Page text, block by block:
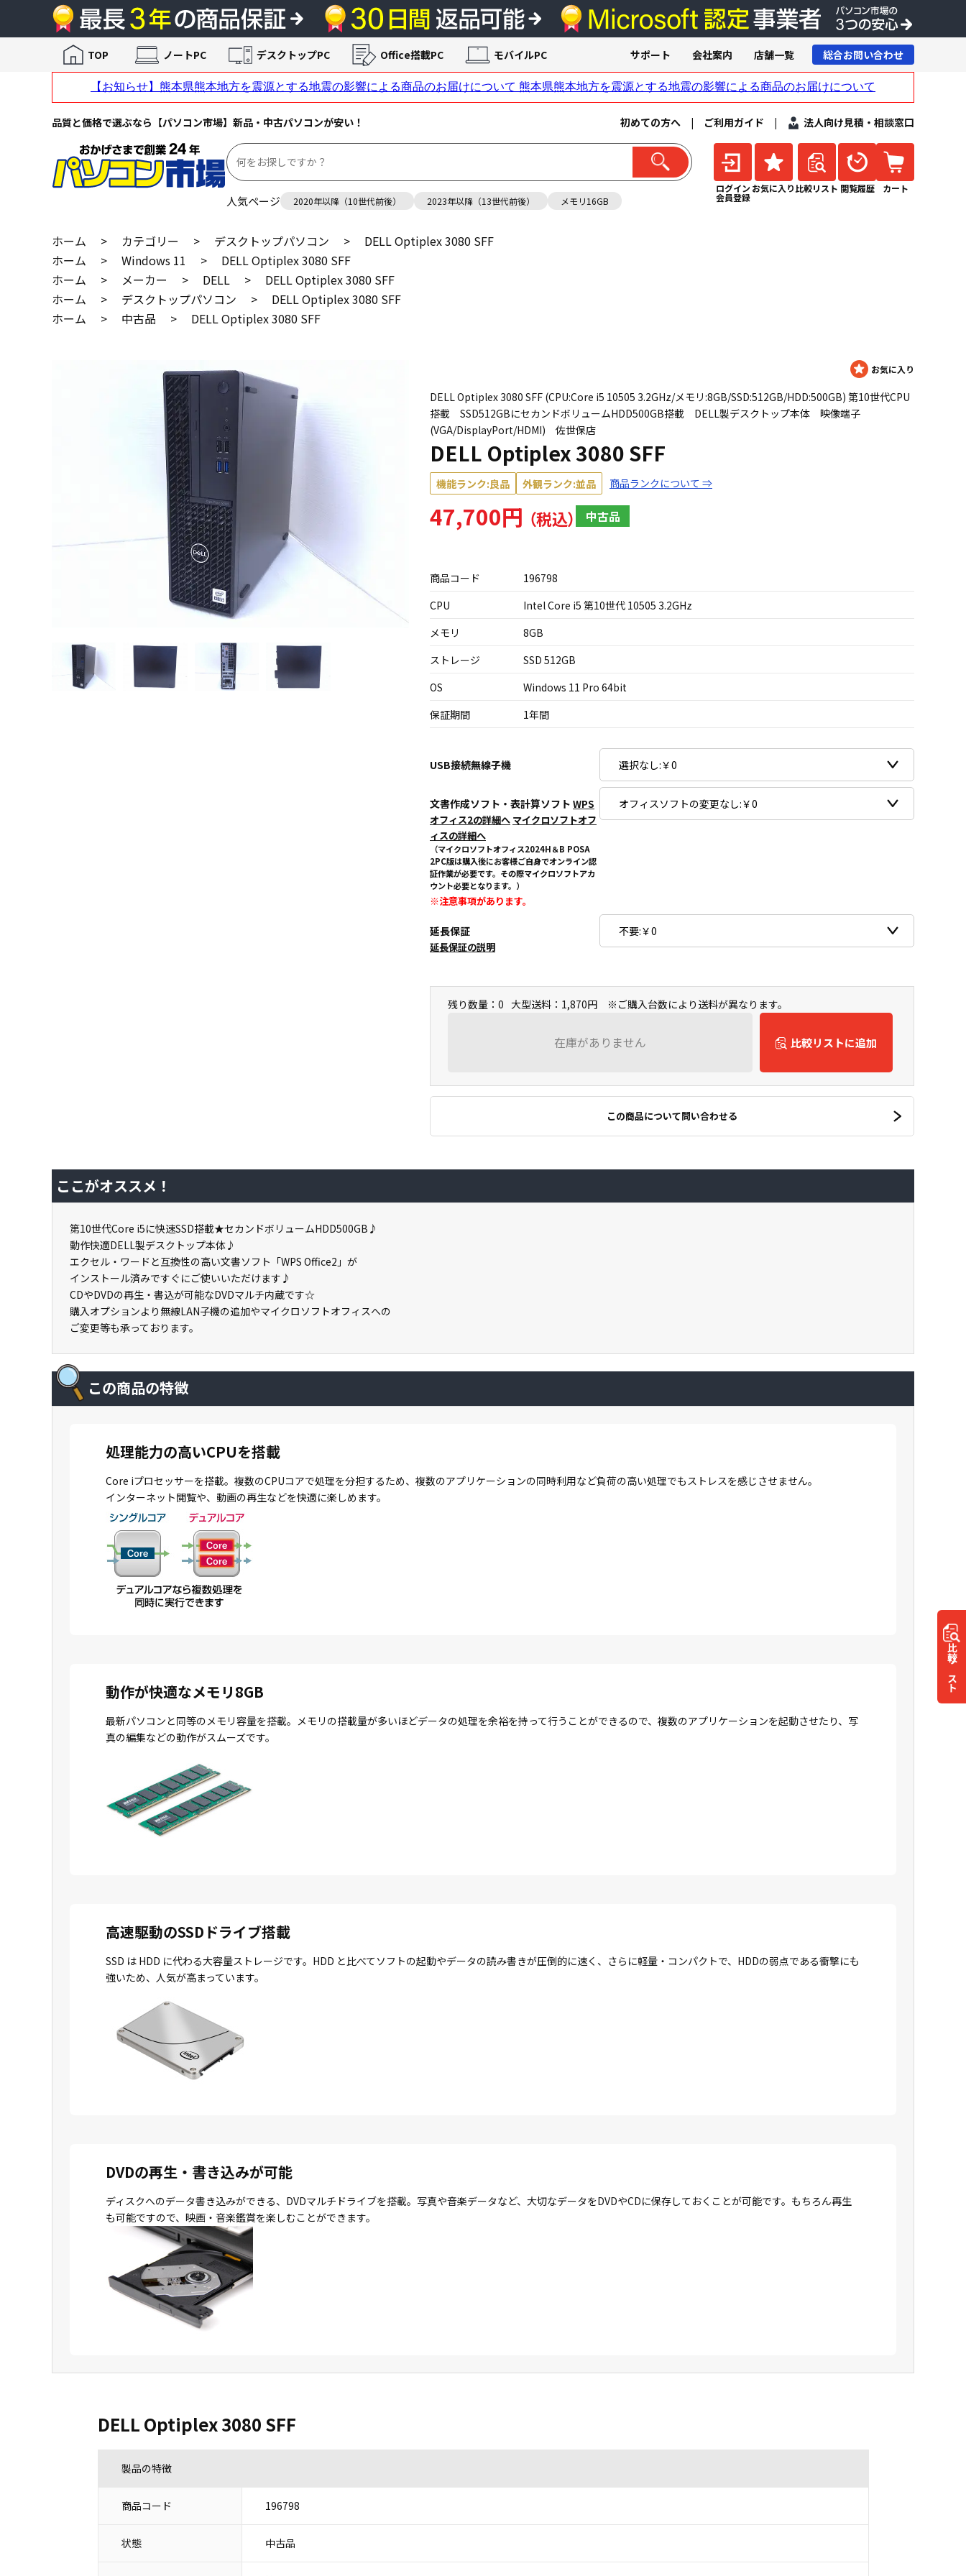
品質と価格で選ぶなら【パソコン市場】新品・中古パソコンが安い！ 初めての方へ | ご利用ガイド | 法人向け見積・相談窓口
人気ページ 2020年以降（10世代前後） 2023年以降（13世代前後） メモリ16GB
ログイン
会員登録
お気に入り 比較リスト 閲覧履歴 カート
TOP ノートPC デスクトップPC Office搭載PC モバイルPC サポート 会社案内 店舗一覧 総合お問い合わせ
ホーム > カテゴリー > デスクトップパソコン >
DELL Optiplex 3080 SFF
ホーム
> Windows 11 >
DELL Optiplex 3080 SFF
ホーム
> メーカー > DELL >
DELL Optiplex 3080 SFF
ホーム
> デスクトップパソコン >
DELL Optiplex 3080 SFF
ホーム
> 中古品 > DELL Optiplex 3080 SFF
DELL Optiplex 3080 SFF (CPU:Core i5 10505 3.2GHz/メモリ:8GB/SSD:512GB/HDD:500GB) 第10世代CPU
搭載 SSD512GBにセカンドボリュームHDD500GB搭載 DELL製デスクトップ本体 映像端子
(VGA/DisplayPort/HDMI) 佐世保店
DELL Optiplex 3080 SFF
機能ランク:良品 外観ランク:並品 商品ランクについて ⇒
47,700円 中古品
商品コード
196798
CPU
Intel Core i5 第10世代 10505 3.2GHz
メモリ
8GB
ストレージ
SSD 512GB
OS
Windows 11 Pro 64bit
保証期間
1年間
USB接続無線子機
文書作成ソフト・表計算ソフト WPS
オフィス2の詳細へ マイクロソフトオフ
ィスの詳細へ
（マイクロソフトオフィス2024H＆B POSA
2PC版は購入後にお客様ご自身でオンライン認
証作業が必要です。その際マイクロソフトアカ
ウント必要となります。）
※注意事項があります。
延長保証
延長保証の説明
残り数量：0 大型送料：1,870円 ※ご購入台数により送料が異なります。
在庫がありません 比較リストに追加
この商品について問い合わせる
比較
リスト
ここがオススメ！
第10世代Core i5に快速SSD搭載★セカンドボリュームHDD500GB♪
動作快適DELL製デスクトップ本体♪
エクセル・ワードと互換性の高い文書ソフト「WPS Office2」が
インストール済みですぐにご使いいただけます♪
CDやDVDの再生・書込が可能なDVDマルチ内蔵です☆
購入オプションより無線LAN子機の追加やマイクロソフトオフィスへの
ご変更等も承っております。
この商品の特徴
処理能力の高いCPUを搭載
Core iプロセッサーを搭載。複数のCPUコアで処理を分担するため、複数のアプリケーションの同時利用など負荷の高い処理でもストレスを感じさせません。
インターネット閲覧や、動画の再生などを快適に楽しめます。
動作が快適なメモリ8GB
最新パソコンと同等のメモリ容量を搭載。メモリの搭載量が多いほどデータの処理を余裕を持って行うことができるので、複数のアプリケーションを起動させたり、写
真の編集などの動作がスムーズです。
高速駆動のSSDドライブ搭載
SSD は HDD に代わる大容量ストレージです。HDD と比べてソフトの起動やデータの読み書きが圧倒的に速く、さらに軽量・コンパクトで、HDDの弱点である衝撃にも
強いため、人気が高まっています。
DVDの再生・書き込みが可能
ディスクへのデータ書き込みができる、DVDマルチドライブを搭載。写真や音楽データなど、大切なデータをDVDやCDに保存しておくことが可能です。もちろん再生
も可能ですので、映画・音楽鑑賞を楽しむことができます。
DELL Optiplex 3080 SFF
製品の特徴
商品コード 196798
状態 中古品